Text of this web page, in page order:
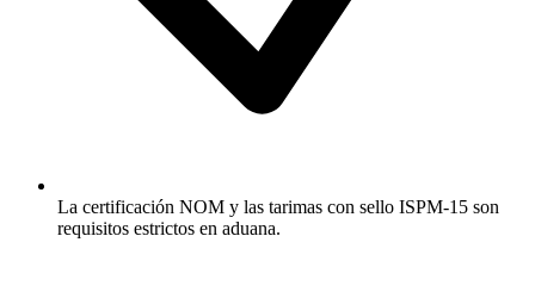
La certificación NOM y las tarimas con sello ISPM-15 son
requisitos estrictos en aduana.